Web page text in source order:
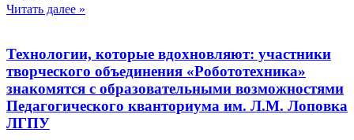
Читать далее »
Технологии, которые вдохновляют: участники
творческого объединения «Робототехника»
знакомятся с образовательными возможностями
Педагогического кванториума им. Л.М. Лоповка
ЛГПУ